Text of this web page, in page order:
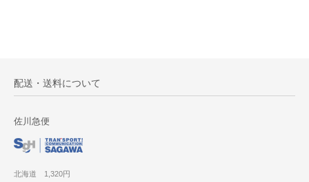
配送・送料について
佐川急便
北海道 1,320円